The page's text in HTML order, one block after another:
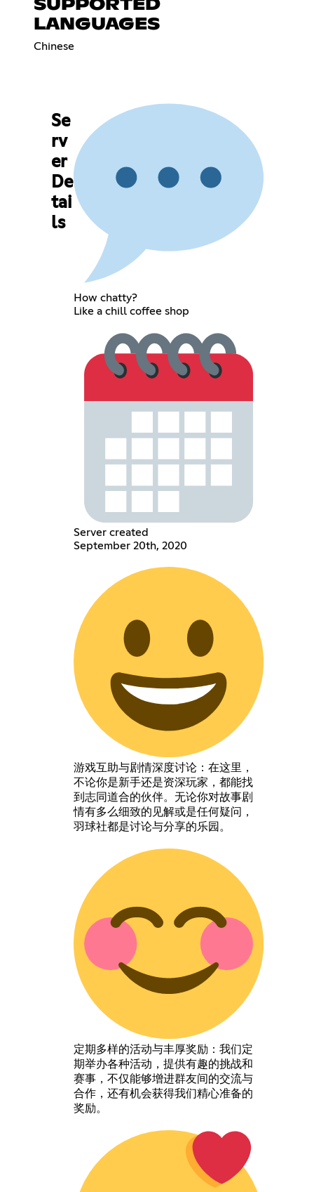
SUPPORTED
LANGUAGES
Chinese
Se
rv
er
De
tai
ls
How chatty?
Like a chill coffee shop
Server created
September 20th, 2020
游戏互助与剧情深度讨论：在这里，
不论你是新手还是资深玩家，都能找
到志同道合的伙伴。无论你对故事剧
情有多么细致的见解或是任何疑问，
羽球社都是讨论与分享的乐园。
定期多样的活动与丰厚奖励：我们定
期举办各种活动，提供有趣的挑战和
赛事，不仅能够增进群友间的交流与
合作，还有机会获得我们精心准备的
奖励。